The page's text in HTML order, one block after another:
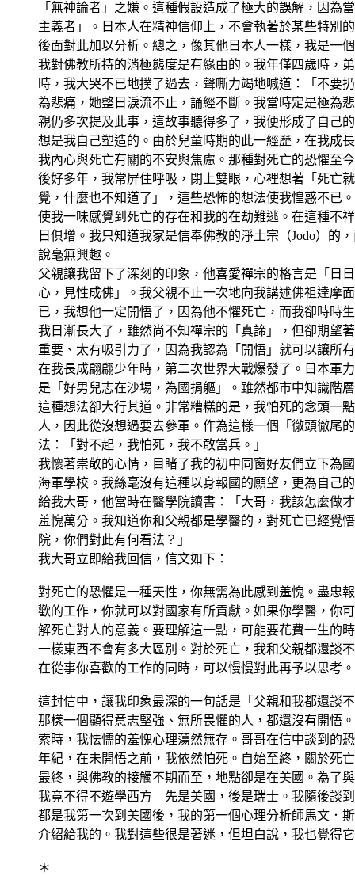
「無神論者」之嫌。這種假設造成了極大的誤解，因為
主義者」。日本人在精神信仰上，不會執著於某些特別
後面對此加以分析。總之，像其他日本人一樣，我是一
我對佛教所持的消極態度是有緣由的。我年僅四歲時，
時，我大哭不已地撲了過去，聲嘶力竭地喊道：「不要
為悲痛，她整日淚流不止，誦經不斷。我當時定是極為
親仍多次提及此事，這故事聽得多了，我便形成了自己
想是我自己塑造的。由於兒童時期的此一經歷，在我成
我內心與死亡有關的不安與焦慮。那種對死亡的恐懼至
後好多年，我常屏住呼吸，閉上雙眼，心裡想著「死亡
覺，什麼也不知道了」，這些恐怖的想法使我惶惑不已
使我一味感覺到死亡的存在和我的在劫難逃。在這種不
日俱增。我只知道我家是信奉佛教的淨土宗（Jodo）的
說毫無興趣。
父親讓我留下了深刻的印象，他喜愛禪宗的格言是「日
心，見性成佛」。我父親不止一次地向我講述佛祖達摩
已，我想他一定開悟了，因為他不懼死亡，而我卻時時
我日漸長大了，雖然尚不知禪宗的「真諦」，但卻期望
重要、太有吸引力了，因為我認為「開悟」就可以讓所
在我長成翩翩少年時，第二次世界大戰爆發了。日本軍
是「好男兒志在沙場，為國捐軀」。雖然都市中知識階
這種想法卻大行其道。非常糟糕的是，我怕死的念頭一
人，因此從沒想過要去參軍。作為這樣一個「徹頭徹尾
法：「對不起，我怕死，我不敢當兵。」
我懷著崇敬的心情，目睹了我的初中同窗好友們立下為
海軍學校。我絲毫沒有這種以身報國的願望，更為自己
給我大哥，他當時在醫學院讀書：「大哥，我該怎麼做
羞愧萬分。我知道你和父親都是學醫的，對死亡已經覺
院，你們對此有何看法？」
我大哥立即給我回信，信文如下：
對死亡的恐懼是一種天性，你無需為此感到羞愧。盡忠
歡的工作，你就可以對國家有所貢獻。如果你學醫，你
解死亡對人的意義。要理解這一點，可能要花費一生的
一樣東西不會有多大區別。對於死亡，我和父親都還談
在從事你喜歡的工作的同時，可以慢慢對此再予以思考。
這封信中，讓我印象最深的一句話是「父親和我都還談
那樣一個顯得意志堅強、無所畏懼的人，都還沒有開悟
索時，我怯懦的羞愧心理蕩然無存。哥哥在信中談到的
年紀，在未開悟之前，我依然怕死。自始至終，關於死
最終，與佛教的接觸不期而至，地點卻是在美國。為了
我竟不得不遊學西方—先是美國，後是瑞士。我隨後談
都是我第一次到美國後，我的第一個心理分析師馬文．斯
介紹給我的。我對這些很是著迷，但坦白說，我也覺得
＊